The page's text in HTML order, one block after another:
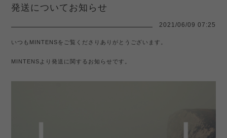
発送についてお知らせ
2021/06/09 07:25
いつもMINTENSをご覧くださりありがとうございます。
MINTENSより発送に関するお知らせです。